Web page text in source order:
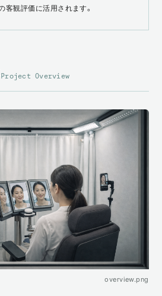
客観評価に活用されます。
Project Overview
overview.png